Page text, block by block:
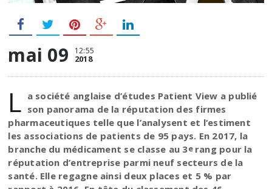
mai 09 12:55
2018
L a société anglaise d’études Patient View a publié
son panorama de la réputation des firmes
pharmaceutiques telle que l’analysent et l‘estiment
les associations de patients de 95 pays. En 2017, la
branche du médicament se classe au 3e rang pour la
réputation d’entreprise parmi neuf secteurs de la
santé. Elle regagne ainsi deux places et 5 % par